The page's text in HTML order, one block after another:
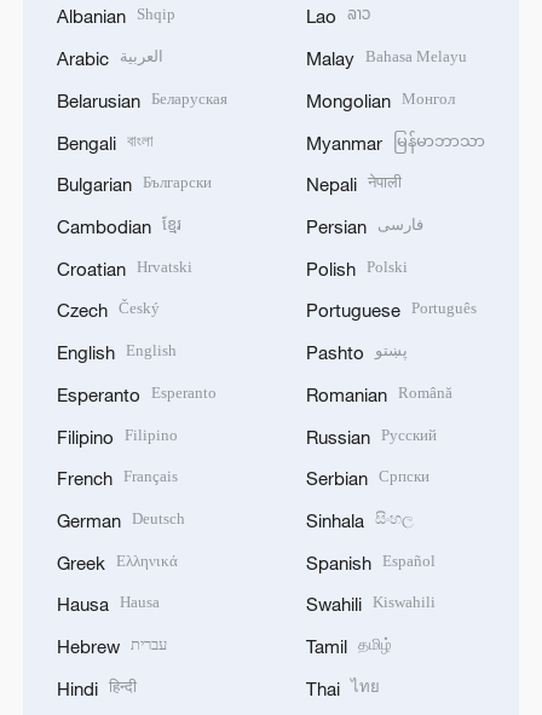
Albanian Shqip
Arabic العربية
Belarusian Беларуская
Bengali বাংলা
Bulgarian Български
Cambodian ខ្មែរ
Croatian Hrvatski
Czech Český
English English
Esperanto Esperanto
Filipino Filipino
French Français
German Deutsch
Greek Ελληνικά
Hausa Hausa
Hebrew עברית
Hindi हिन्दी
Lao ລາວ
Malay Bahasa Melayu
Mongolian Монгол
Myanmar မြန်မာဘာသာ
Nepali नेपाली
Persian فارسی
Polish Polski
Portuguese Português
Pashto پښتو
Romanian Română
Russian Русский
Serbian Српски
Sinhala සිංහල
Spanish Español
Swahili Kiswahili
Tamil தமிழ்
Thai ไทย